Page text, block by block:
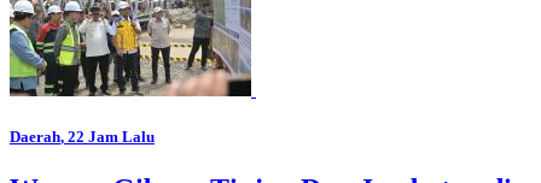
Daerah, 22 Jam Lalu